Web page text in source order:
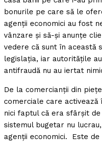
bonurile pe care să le
agenţii economici au fost
vânzare şi să-şi anunţe
vedere că sunt în această
legislaţia, iar autorităţile
antifraudă nu au iertat
De la comercianţii din
comerciale care
nici faptul că era sfârşit
sistemul bugetar nu
agenţii economici. Este